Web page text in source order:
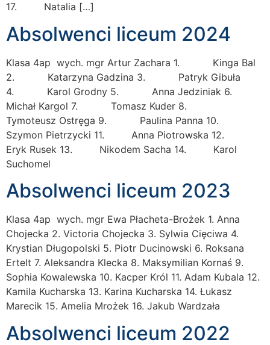
17. Natalia […]
Absolwenci liceum 2024
Klasa 4ap wych. mgr Artur Zachara 1. Kinga Bal
2. Katarzyna Gadzina 3. Patryk Gibuła
4. Karol Grodny 5. Anna Jedziniak 6.
Michał Kargol 7. Tomasz Kuder 8.
Tymoteusz Ostręga 9. Paulina Panna 10.
Szymon Pietrzycki 11. Anna Piotrowska 12.
Eryk Rusek 13. Nikodem Sacha 14. Karol
Suchomel
Absolwenci liceum 2023
Klasa 4ap wych. mgr Ewa Płacheta-Brożek 1. Anna
Chojecka 2. Victoria Chojecka 3. Sylwia Cięciwa 4.
Krystian Długopolski 5. Piotr Ducinowski 6. Roksana
Ertelt 7. Aleksandra Klecka 8. Maksymilian Kornaś 9.
Sophia Kowalewska 10. Kacper Król 11. Adam Kubala 12.
Kamila Kucharska 13. Karina Kucharska 14. Łukasz
Marecik 15. Amelia Mrożek 16. Jakub Wardzała
Absolwenci liceum 2022